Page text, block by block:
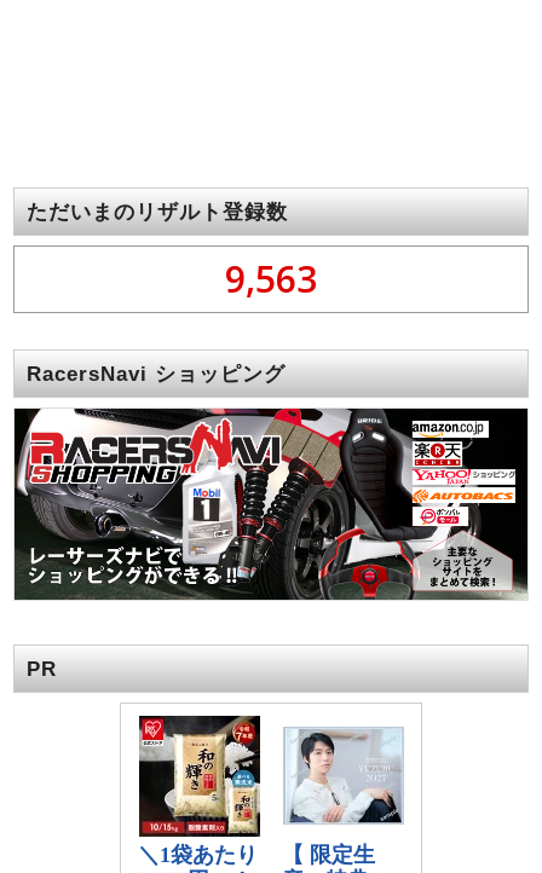
ただいまのリザルト登録数
9,563
RacersNavi ショッピング
PR